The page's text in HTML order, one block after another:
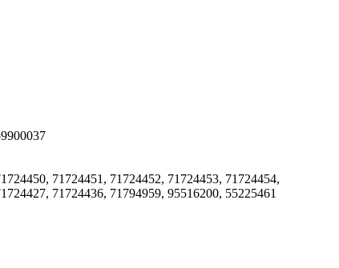
71724451, 71724452, 71724453, 71724454,
71724436, 71794959, 95516200, 55225461